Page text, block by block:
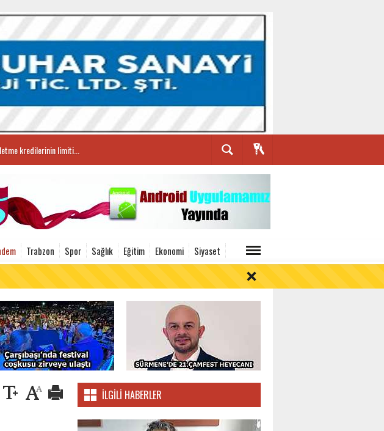
kredilerinin limiti...
Trabzon Spor Sağlık Eğitim Ekonomi Siyaset
AĞUSTOS AYI İÇİN UYARI!
İLGILI HABERLER